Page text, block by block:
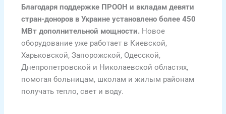
Благодаря поддержке ПРООН и вкладам девяти
стран-доноров в Украине установлено более 450
МВт дополнительной мощности. Новое
оборудование уже работает в Киевской,
Харьковской, Запорожской, Одесской,
Днепропетровской и Николаевской областях,
помогая больницам, школам и жилым районам
получать тепло, свет и воду.